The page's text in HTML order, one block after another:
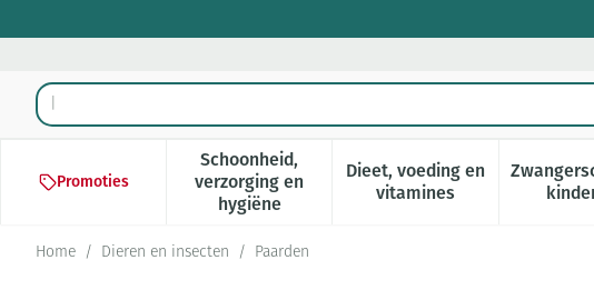
Product, merk, categorie...
Promoties
Schoonheid,
verzorging en
hygiëne
Toon submenu voor Schoonheid,
Dieet, voeding en
vitaminesToon submenu voor
Home / Dieren en insecten / Paarden